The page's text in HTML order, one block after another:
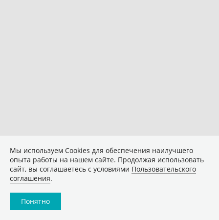
Мы используем Сookies для обеспечения наилучшего
опыта работы на нашем сайте. Продолжая использовать
сайт, вы соглашаетесь с условиями Пользовательского
соглашения.
Понятно